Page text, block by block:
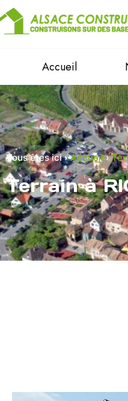
Accueil
Vous êtes ici ›Accueil›
Terrain à